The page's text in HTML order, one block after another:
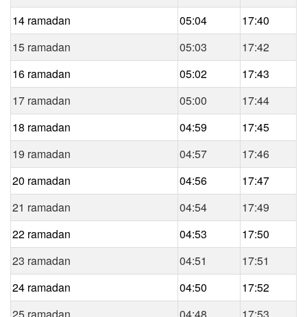
14 ramadan
05:04
17:40
15 ramadan
05:03
17:42
16 ramadan
05:02
17:43
17 ramadan
05:00
17:44
18 ramadan
04:59
17:45
19 ramadan
04:57
17:46
20 ramadan
04:56
17:47
21 ramadan
04:54
17:49
22 ramadan
04:53
17:50
23 ramadan
04:51
17:51
24 ramadan
04:50
17:52
25 ramadan
04:48
17:53